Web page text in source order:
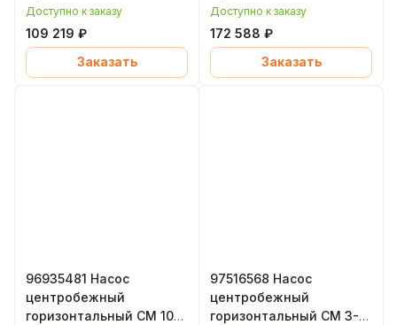
1, 0,65 кВт, уплотнение
EPDM, Grundfos
(Грундфос)
Доступно к заказу
109 219 ₽
Заказать
4, 3,2 кВт, уплотнение
EPDM, Grundfos
(Грундфос)
Доступно к заказу
172 588 ₽
Заказать
96935481 Насос
центробежный
горизонтальный CM 10-
97516568 Насос
центробежный
горизонтальный CM 3-7,